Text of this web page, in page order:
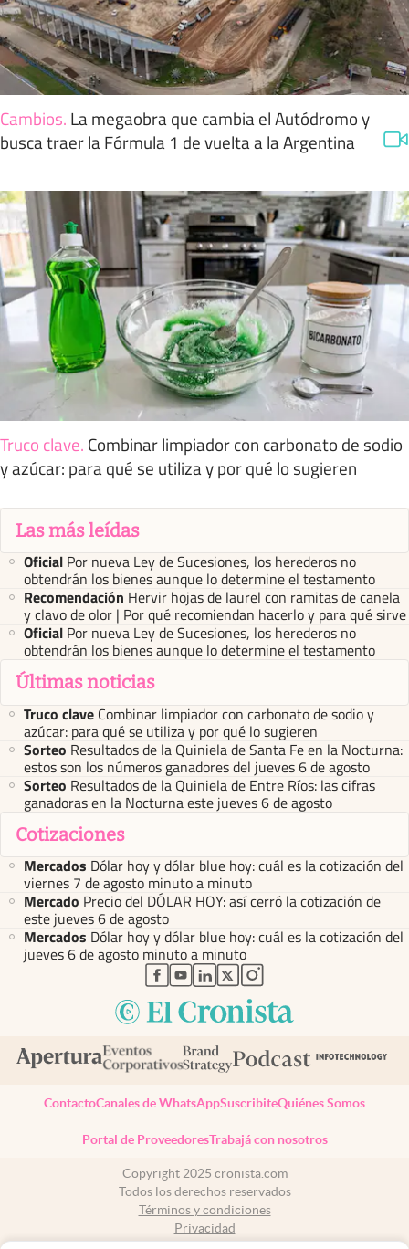
Cambios. La megaobra que cambia el Autódromo y
busca traer la Fórmula 1 de vuelta a la Argentina
Truco clave. Combinar limpiador con carbonato de sodio
y azúcar: para qué se utiliza y por qué lo sugieren
Las más leídas
Oficial Por nueva Ley de Sucesiones, los herederos no
obtendrán los bienes aunque lo determine el testamento
Recomendación Hervir hojas de laurel con ramitas de canela
y clavo de olor | Por qué recomiendan hacerlo y para qué sirve
Oficial Por nueva Ley de Sucesiones, los herederos no
obtendrán los bienes aunque lo determine el testamento
Últimas noticias
Truco clave Combinar limpiador con carbonato de sodio y
azúcar: para qué se utiliza y por qué lo sugieren
Sorteo Resultados de la Quiniela de Santa Fe en la Nocturna:
estos son los números ganadores del jueves 6 de agosto
Sorteo Resultados de la Quiniela de Entre Ríos: las cifras
ganadoras en la Nocturna este jueves 6 de agosto
Cotizaciones
Mercados Dólar hoy y dólar blue hoy: cuál es la cotización del
viernes 7 de agosto minuto a minuto
Mercado Precio del DÓLAR HOY: así cerró la cotización de
este jueves 6 de agosto
Mercados Dólar hoy y dólar blue hoy: cuál es la cotización del
jueves 6 de agosto minuto a minuto
abre en nueva pestaña
abre en nueva pestaña
abre en nueva pestaña
abre en nueva pestaña
abre en nueva pestaña
ContactoCanales de WhatsAppSuscribiteQuiénes Somos
Portal de ProveedoresTrabajá con nosotros
Copyright 2025 cronista.com
Todos los derechos reservados
Términos y condiciones
Privacidad